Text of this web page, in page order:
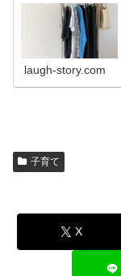
laugh-story.com
子育て
X